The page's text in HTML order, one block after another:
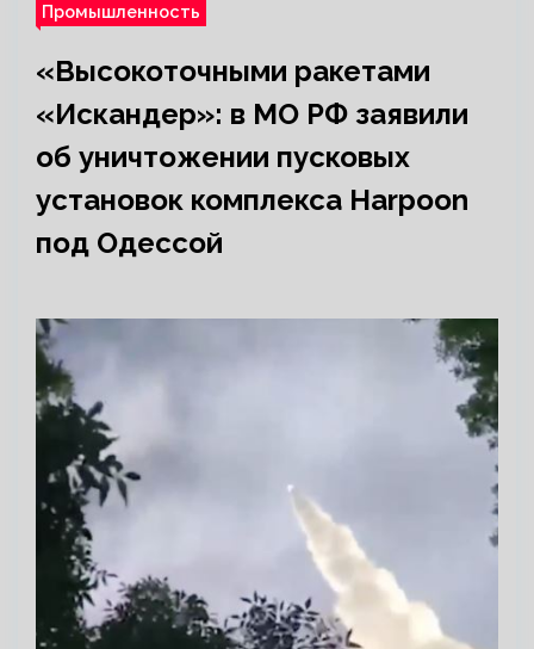
Промышленность
«Высокоточными ракетами
«Искандер»: в МО РФ заявили
об уничтожении пусковых
установок комплекса Harpoon
под Одессой